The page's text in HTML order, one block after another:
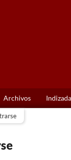
Archivos